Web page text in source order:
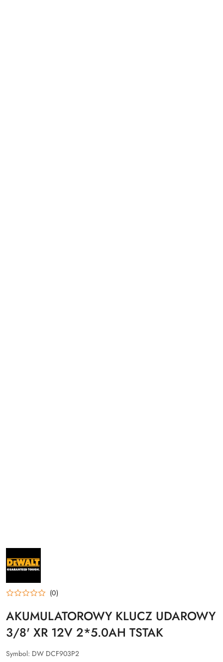
NAZWA
PRODUCENTA:
DEWALT
(0)
AKUMULATOROWY KLUCZ UDAROWY
3/8' XR 12V 2*5.0AH TSTAK
Symbol: DW DCF903P2